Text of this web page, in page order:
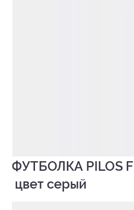
ФУТБОЛКА PILOS F
цвет серый